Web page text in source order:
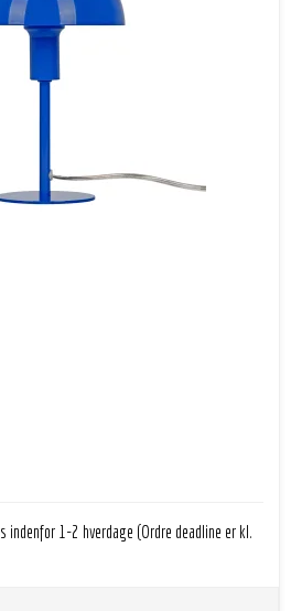
indenfor 1-2 hverdage (Ordre deadline er kl.